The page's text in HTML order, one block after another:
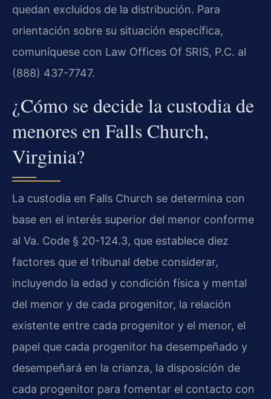
quedan excluidos de la distribución. Para
orientación sobre su situación específica,
comuníquese con Law Offices Of SRIS, P.C. al
(888) 437-7747.
¿Cómo se decide la custodia de
menores en Falls Church,
Virginia?
La custodia en Falls Church se determina con
base en el interés superior del menor conforme
al Va. Code § 20-124.3, que establece diez
factores que el tribunal debe considerar,
incluyendo la edad y condición física y mental
del menor y de cada progenitor, la relación
existente entre cada progenitor y el menor, el
papel que cada progenitor ha desempeñado y
desempeñará en la crianza, la disposición de
cada progenitor para fomentar el contacto con